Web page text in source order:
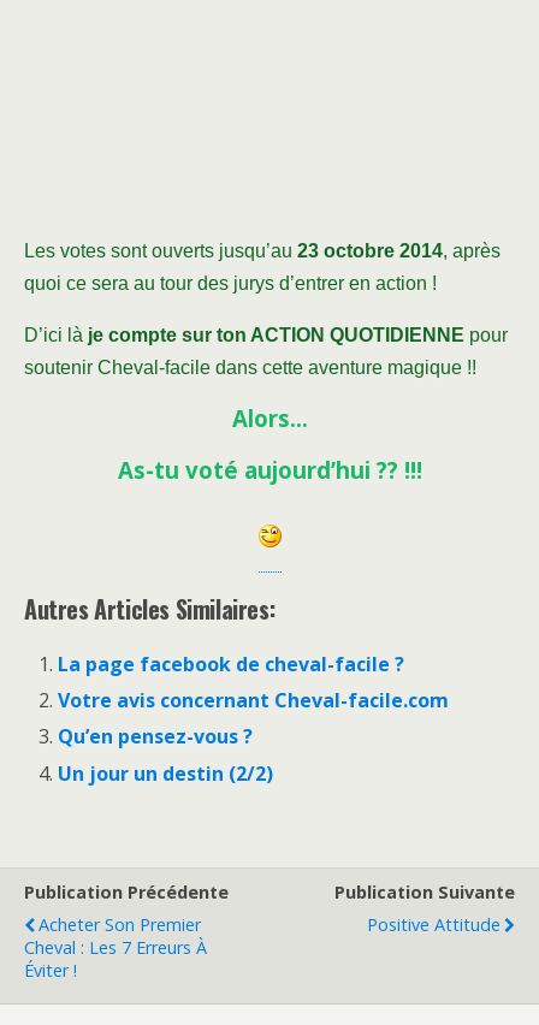
Les votes sont ouverts jusqu’au 23 octobre 2014, après
quoi ce sera au tour des jurys d’entrer en action !
D’ici là je compte sur ton ACTION QUOTIDIENNE pour
soutenir Cheval-facile dans cette aventure magique !!
Alors…
As-tu voté aujourd’hui ?? !!!
Autres Articles Similaires:
La page facebook de cheval-facile ?
Votre avis concernant Cheval-facile.com
Qu’en pensez-vous ?
Un jour un destin (2/2)
Publication Précédente
Acheter Son Premier
Cheval : Les 7 Erreurs À
Éviter !
Publication Suivante
Positive Attitude